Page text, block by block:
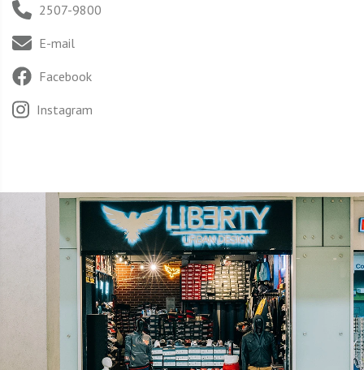
2507-9800
E-mail
Facebook
Instagram